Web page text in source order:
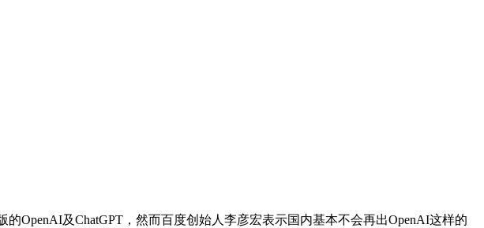
OpenAI及ChatGPT，然而百度创始人李彦宏表示国内基本不会再出OpenAI这样的